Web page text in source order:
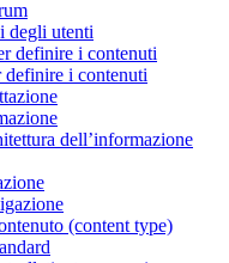
degli utenti
definire i contenuti
definire i contenuti
dell’informazione
(content type)